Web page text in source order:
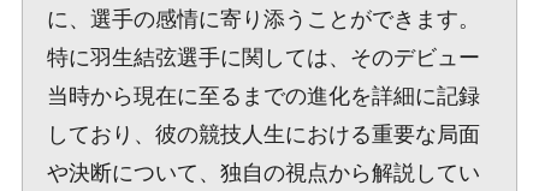
に、選手の感情に寄り添うことができます。
特に羽生結弦選手に関しては、そのデビュー
当時から現在に至るまでの進化を詳細に記録
しており、彼の競技人生における重要な局面
や決断について、独自の視点から解説してい